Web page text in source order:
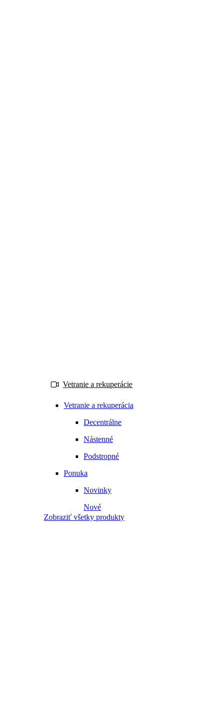
Vetranie a rekuperácie
Vetranie a rekuperácia
Decentrálne
Nástenné
Podstropné
Ponuka
Novinky
Nové
Zobraziť všetky produkty